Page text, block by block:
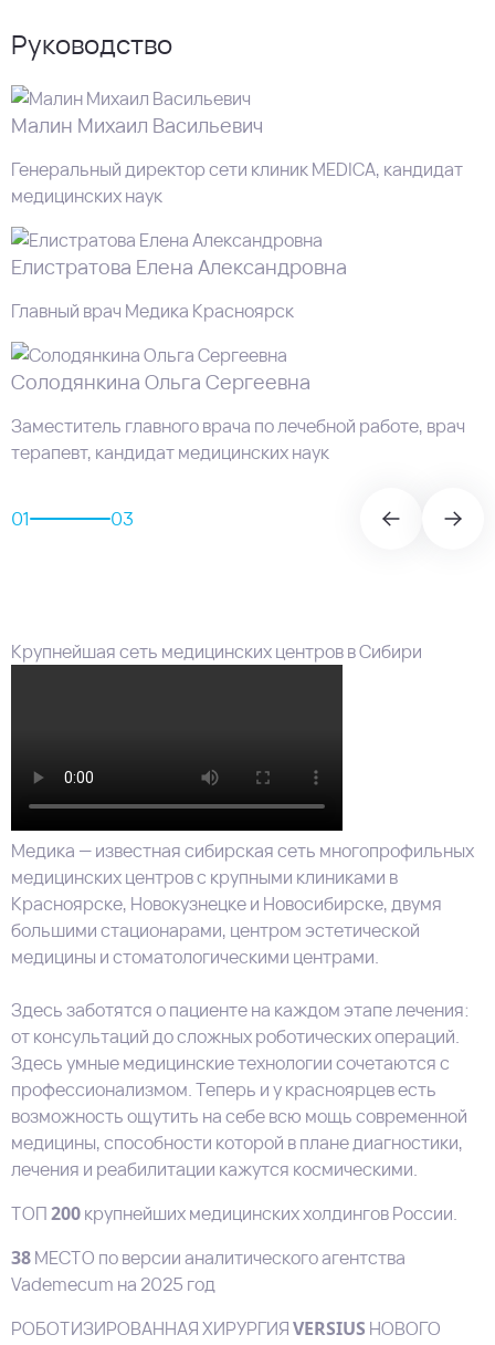
Руководство
Малин Михаил Васильевич
Генеральный директор сети клиник MEDICA, кандидат
медицинских наук
Елистратова Елена Александровна
Главный врач Медика Красноярск
Солодянкина Ольга Сергеевна
Заместитель главного врача по лечебной работе, врач
терапевт, кандидат медицинских наук
01 03
Крупнейшая сеть медицинских центров в Сибири
Медика — известная сибирская сеть многопрофильных
медицинских центров с крупными клиниками в
Красноярске, Новокузнецке и Новосибирске, двумя
большими стационарами, центром эстетической
медицины и стоматологическими центрами.
Здесь заботятся о пациенте на каждом этапе лечения:
от консультаций до сложных роботических операций.
Здесь умные медицинские технологии сочетаются с
профессионализмом. Теперь и у красноярцев есть
возможность ощутить на себе всю мощь современной
медицины, способности которой в плане диагностики,
лечения и реабилитации кажутся космическими.
ТОП200крупнейших медицинских холдингов России.
38МЕСТО по версии аналитического агентства
Vademecum на 2025 год
РОБОТИЗИРОВАННАЯ ХИРУРГИЯVERSIUS НОВОГО